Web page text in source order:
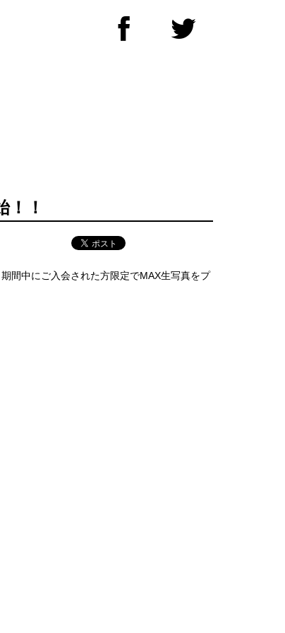
！
間中にご入会された方限定でMAX生写真をプ